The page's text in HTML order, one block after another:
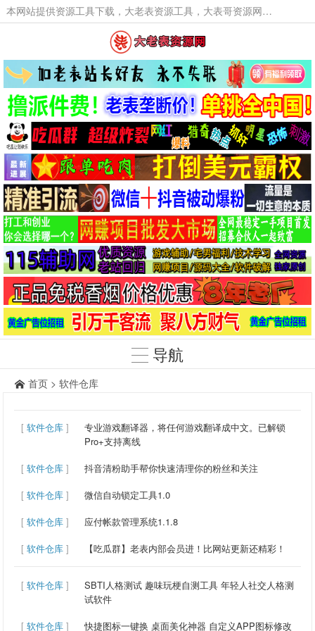
本网站提供资源工具下载，大老表资源工具，大表哥资源网软件工具，大老表资源下载，活动线报福利资源分享,活动线报，大型网游经典游戏，网络热门技术游戏辅助交流与分享。
导航
首页 > 软件仓库
[软件仓库 ]
专业游戏翻译器，将任何游戏翻译成中文。已解锁
Pro+支持离线
[软件仓库 ]
抖音清粉助手帮你快速清理你的粉丝和关注
[软件仓库 ]
微信自动锁定工具1.0
[软件仓库 ]
应付帐款管理系统1.1.8
[软件仓库 ] 【吃瓜群】老表内部会员进！比网站更新还精彩！
[软件仓库 ]
SBTI人格测试 趣味玩梗自测工具 年轻人社交人格测
试软件
[软件仓库 ] 快捷图标一键换 桌面美化神器 自定义APP图标修改